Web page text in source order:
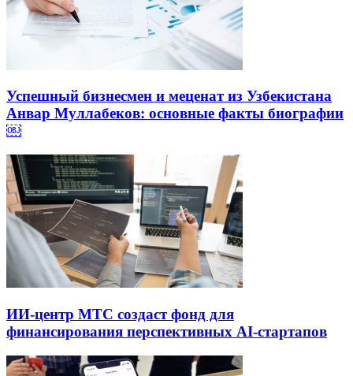
Успешный бизнесмен и меценат из Узбекистана
Анвар Муллабеков: основные факты биографии
￼
ИИ-центр МТС создаст фонд для
финансирования перспективных AI-стартапов